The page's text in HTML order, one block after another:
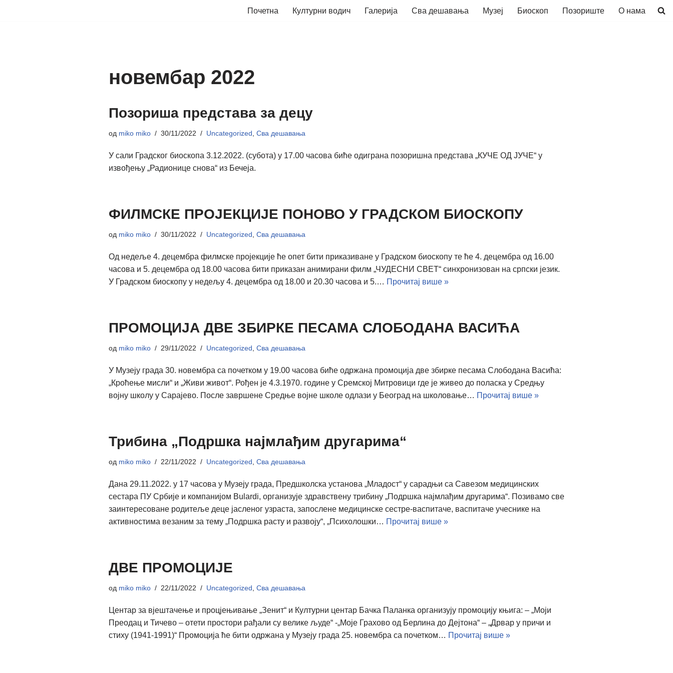
Почетна Културни водич Галерија Сва дешавања Музеј Биоскоп Позориште О нама
новембар 2022
Позориша представа за децу
од miko miko 30/11/2022 Uncategorized Сва дешавања
У сали Градског биоскопа 3.12.2022. (субота) у 17.00 часова биће одиграна позоришна представа „КУЧЕ ОД ЈУЧЕ“ у
извођењу „Радионице снова“ из Бечеја.
ФИЛМСКЕ ПРОЈЕКЦИЈЕ ПОНОВО У ГРАДСКОМ БИОСКОПУ
од miko miko 30/11/2022 Uncategorized Сва дешавања
Од недеље 4. децембра филмске пројекције ће опет бити приказиване у Градском биоскопу те ће 4. децембра од 16.00
часова и 5. децембра од 18.00 часова бити приказан анимирани филм „ЧУДЕСНИ СВЕТ“ синхронизован на српски језик.
У Градском биоскопу у недељу 4. децембра од 18.00 и 20.30 часова и 5.… Прочитај више »
ПРОМОЦИЈА ДВЕ ЗБИРКЕ ПЕСАМА СЛОБОДАНА ВАСИЋА
од miko miko 29/11/2022 Uncategorized Сва дешавања
У Музеју града 30. новембра са почетком у 19.00 часова биће одржана промоција две збирке песама Слободана Васића:
„Кроћење мисли“ и „Живи живот“. Рођен је 4.3.1970. године у Сремској Митровици где је живео до поласка у Средњу
војну школу у Сарајево. После завршене Средње војне школе одлази у Београд на школовање… Прочитај више »
Трибина „Подршка најмлађим другарима“
од miko miko 22/11/2022 Uncategorized Сва дешавања
Дана 29.11.2022. у 17 часова у Музеју града, Предшколска установа „Младост“ у сарадњи са Савезом медицинских
сестара ПУ Србије и компанијом Bulardi, организује здравствену трибину „Подршка најмлађим другарима“. Позивамо све
заинтересоване родитеље деце јасленог узраста, запослене медицинске сестре-васпитаче, васпитаче учеснике на
активностима везаним за тему „Подршка расту и развоју“, „Психолошки… Прочитај више »
ДВЕ ПРОМОЦИЈЕ
од miko miko 22/11/2022 Uncategorized Сва дешавања
Центар за вјештачење и процјењивање „Зенит“ и Културни центар Бачка Паланка организују промоцију књига: – „Моји
Преодац и Тичево – отети простори рађали су велике људе“ -„Моје Грахово од Берлина до Дејтона“ – „Дрвар у причи и
стиху (1941-1991)“ Промоција ће бити одржана у Музеју града 25. новембра са почетком… Прочитај више »